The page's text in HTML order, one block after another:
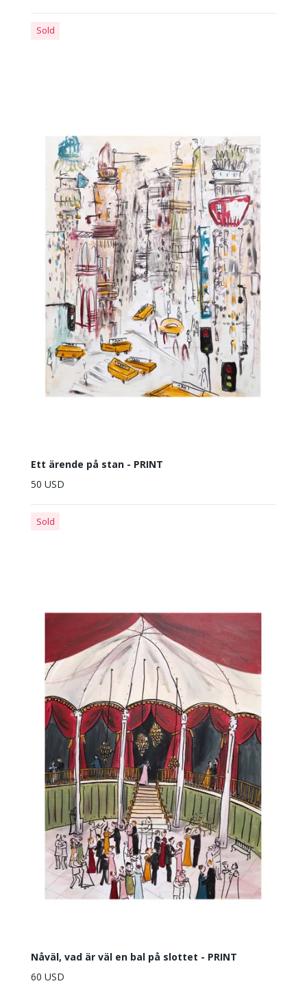
Sold
Ett ärende på stan - PRINT
50 USD
Sold
Nåväl, vad är väl en bal på slottet - PRINT
60 USD